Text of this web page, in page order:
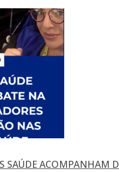
SAÚDE ACOMPANHAM